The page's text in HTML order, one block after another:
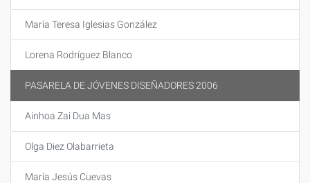
María Teresa Iglesias González
Lorena Rodríguez Blanco
PASARELA DE JÓVENES DISEÑADORES 2006
Ainhoa Zai Dua Mas
Olga Diez Olabarrieta
María Jesús Cuevas